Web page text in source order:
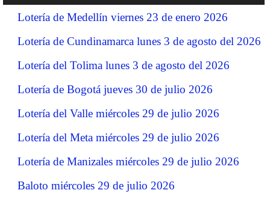
Lotería de Medellín viernes 23 de enero 2026
Lotería de Cundinamarca lunes 3 de agosto del 2026
Lotería del Tolima lunes 3 de agosto del 2026
Lotería de Bogotá jueves 30 de julio 2026
Lotería del Valle miércoles 29 de julio 2026
Lotería del Meta miércoles 29 de julio 2026
Lotería de Manizales miércoles 29 de julio 2026
Baloto miércoles 29 de julio 2026